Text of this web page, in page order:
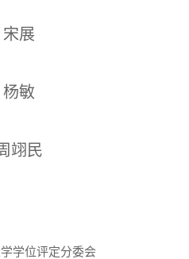
宋展
杨敏
翊民
学位评定分委会